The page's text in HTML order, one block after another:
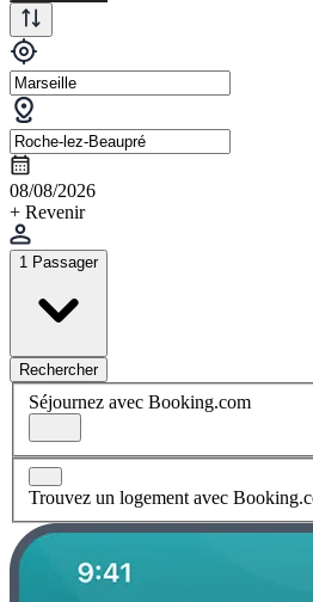
08/08/2026
+ Revenir
1 Passager
Rechercher
Séjournez avec Booking.com
Trouvez un logement avec